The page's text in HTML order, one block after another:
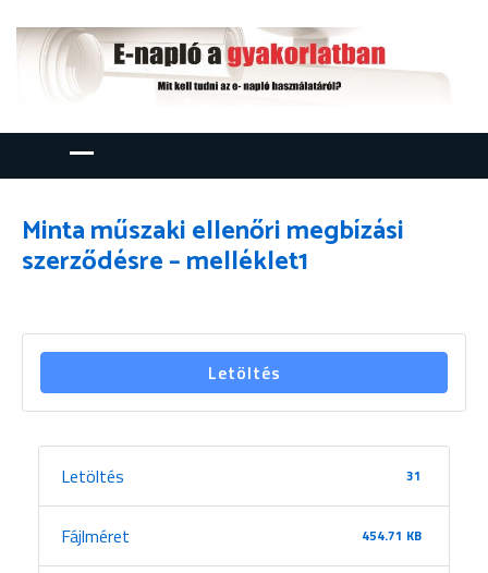
Minta műszaki ellenőri megbízási
szerződésre – melléklet1
Letöltés
Letöltés 31
Fájlméret 454.71 KB